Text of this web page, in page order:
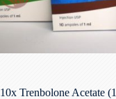
10x Trenbolone Acetate